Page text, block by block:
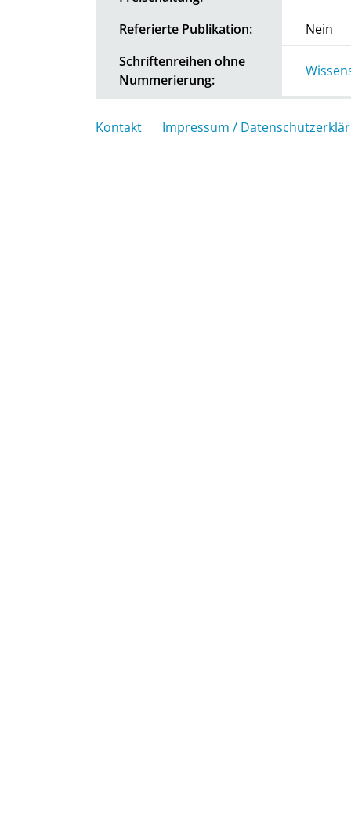
Referierte Publikation:
Nein
Schriftenreihen ohne
Nummerierung:
Kontakt Impressum /